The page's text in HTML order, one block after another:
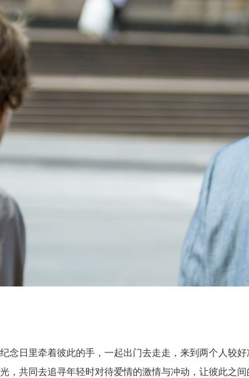
日里牵着彼此的手，一起出门去走走，来到两个人较
，共同去追寻年轻时对待爱情的激情与冲动，让彼此之间